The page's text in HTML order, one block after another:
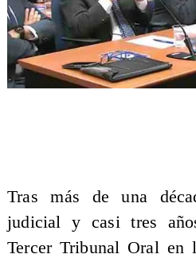
Tras más de una
judicial y casi tres
Tercer Tribunal Oral en